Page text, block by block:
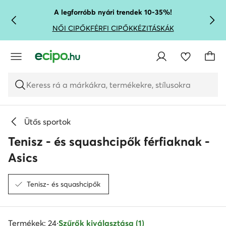
UGRÁS A FŐ TARTALOMRA
UGRÁS A KERESÉSHEZA legforróbb nyári trendek 10-35%!
NŐI CIPŐKFÉRFI CIPŐKKÉZITÁSKÁK
Keress rá a márkákra, termékekre, stílusokra
Ütős sportok
Tenisz - és squashcipők férfiaknak -
Asics
Tenisz- és squashcipők
Termékek: 24·Szűrők kiválasztása (1)